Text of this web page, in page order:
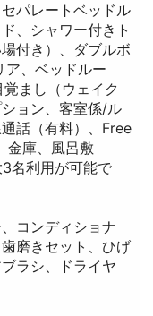
パレートベッドル
、シャワー付きト
付き）、ダブルボ
ア、ベッドルー
まし（ウェイク
ョン、客室係/ル
話（有料）、Free
金庫、風呂敷
名利用が可能で
コンディショナ
磨きセット、ひげ
ラシ、ドライヤ